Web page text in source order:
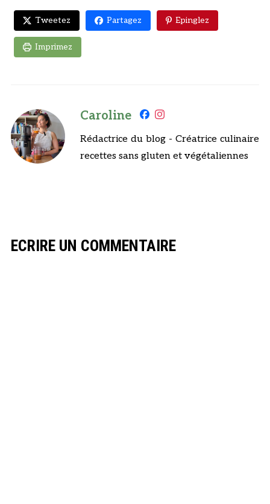
Tweetez Partagez Epinglez
Imprimez
Caroline
Rédactrice du blog - Créatrice culinaire
recettes sans gluten et végétaliennes
ECRIRE UN COMMENTAIRE